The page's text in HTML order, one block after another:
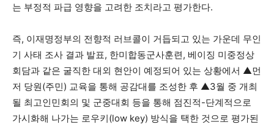
는 부정적 파급 영향을 고려한 조치라고 평가한다.
즉, 이재명정부의 전향적 러브콜이 거듭되고 있는 가운데 무인
기 사태 조사 결과 발표, 한미합동군사훈련, 베이징 미중정상
회담과 같은 굴직한 대외 현안이 예정되어 있는 상황에서 ▲먼
저 당원(주민) 교육을 통해 공감대를 조성한 후 ▲3월 중 개최
될 최고인민회의 및 군중대회 등을 통해 점진적-단계적으로
가시화해 나가는 로우키(low key) 방식을 택한 것으로 평가된